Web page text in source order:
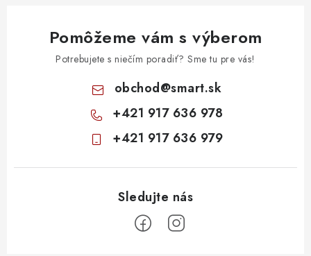
Pomôžeme vám s výberom
Potrebujete s niečím poradiť? Sme tu pre vás!
obchod@smart.sk
+421 917 636 978
+421 917 636 979